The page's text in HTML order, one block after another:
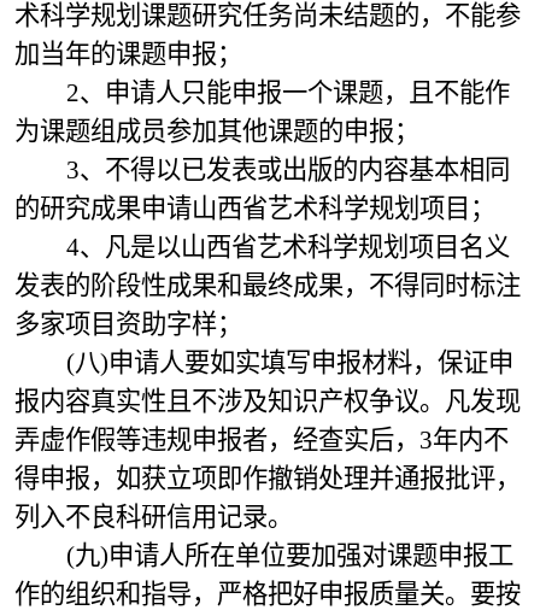
术科学规划课题研究任务尚未结题的，不能参
加当年的课题申报；
2、申请人只能申报一个课题，且不能作
为课题组成员参加其他课题的申报；
3、不得以已发表或出版的内容基本相同
的研究成果申请山西省艺术科学规划项目；
4、凡是以山西省艺术科学规划项目名义
发表的阶段性成果和最终成果，不得同时标注
多家项目资助字样；
(八)申请人要如实填写申报材料，保证申
报内容真实性且不涉及知识产权争议。凡发现
弄虚作假等违规申报者，经查实后，3年内不
得申报，如获立项即作撤销处理并通报批评，
列入不良科研信用记录。
(九)申请人所在单位要加强对课题申报工
作的组织和指导，严格把好申报质量关。要按